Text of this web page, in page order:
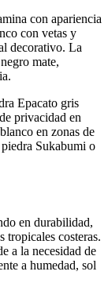
con apariencia
con vetas y
decorativo. La
mate,
Epacato gris
privacidad en
en zonas de
Sukabumi o
en durabilidad,
tropicales costeras.
a la necesidad de
a humedad, sol